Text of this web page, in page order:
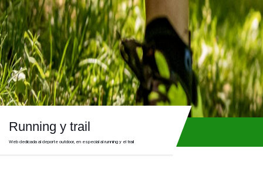
Skip
to
content
Running y trail
Web dedicada al deporte outdoor, en especial al running y el trail